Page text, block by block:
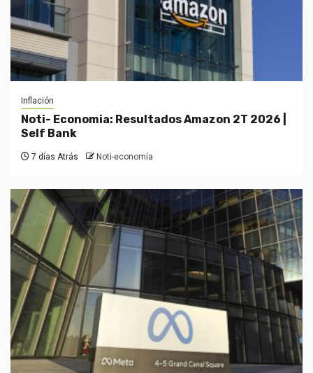
Inflación
Noti- Economia: Resultados Amazon 2T 2026 |
Self Bank
7 días Atrás Noti-economía